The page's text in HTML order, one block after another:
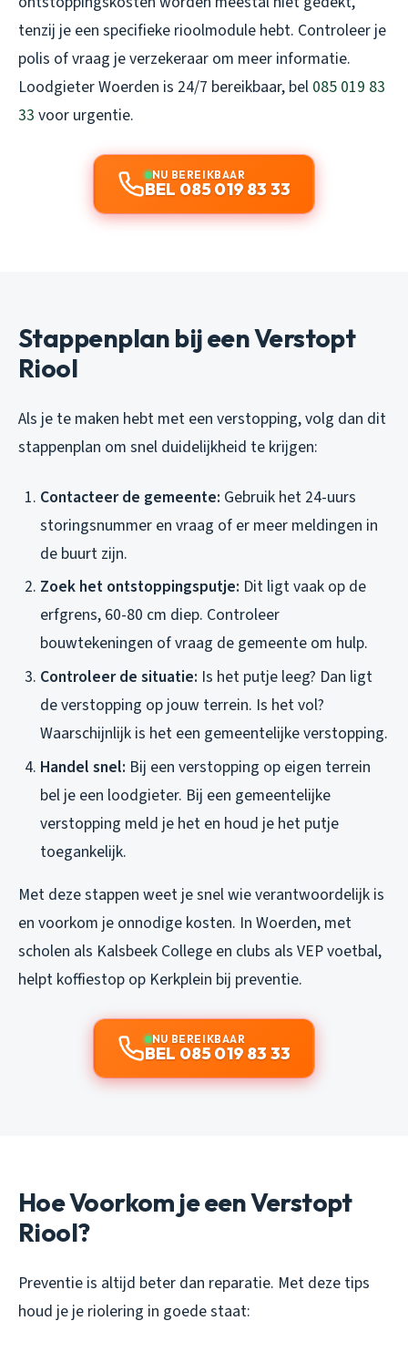
tenzij je een specifieke rioolmodule hebt. Controleer je
polis of vraag je verzekeraar om meer informatie.
Loodgieter Woerden is 24/7 bereikbaar, bel 085 019 83
33 voor urgentie.
NU BEREIKBAAR
BEL 085 019 83 33
Stappenplan bij een Verstopt
Riool
Als je te maken hebt met een verstopping, volg dan dit
stappenplan om snel duidelijkheid te krijgen:
Contacteer de gemeente: Gebruik het 24-uurs
storingsnummer en vraag of er meer meldingen in
de buurt zijn.
Zoek het ontstoppingsputje: Dit ligt vaak op de
erfgrens, 60-80 cm diep. Controleer
bouwtekeningen of vraag de gemeente om hulp.
Controleer de situatie: Is het putje leeg? Dan ligt
de verstopping op jouw terrein. Is het vol?
Waarschijnlijk is het een gemeentelijke verstopping.
Handel snel: Bij een verstopping op eigen terrein
bel je een loodgieter. Bij een gemeentelijke
verstopping meld je het en houd je het putje
toegankelijk.
Met deze stappen weet je snel wie verantwoordelijk is
en voorkom je onnodige kosten. In Woerden, met
scholen als Kalsbeek College en clubs als VEP voetbal,
helpt koffiestop op Kerkplein bij preventie.
NU BEREIKBAAR
BEL 085 019 83 33
Hoe Voorkom je een Verstopt
Riool?
Preventie is altijd beter dan reparatie. Met deze tips
houd je je riolering in goede staat: